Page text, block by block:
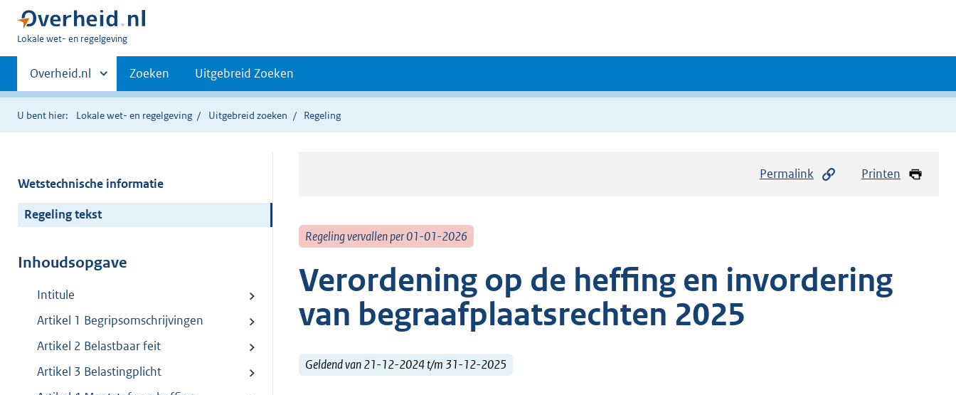
U
hier:
Lokale wet- en regelgeving
Primaire
navigatie
Andere
sites
binnen
Overheid.nl Zoeken Uitgebreid Zoeken
U bent hier: Lokale wet- en regelgeving Uitgebreid zoeken Regeling
Wetstechnische informatie
Regeling tekst
Inhoudsopgave
Intitule
Artikel 1 Begripsomschrijvingen
Artikel 2 Belastbaar feit
Artikel 3 Belastingplicht
Permalink Printen
Regeling vervallen per 01-01-2026
Verordening op de heffing en invordering
van begraafplaatsrechten 2025
Geldend van 21-12-2024 t/m 31-12-2025